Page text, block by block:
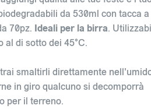
da 530ml con tacca a
70pz. Ideali per la birra.
al di sotto dei 45°C.
smaltirli direttamente
in giro qualcuno si decomporrà
per il terreno.